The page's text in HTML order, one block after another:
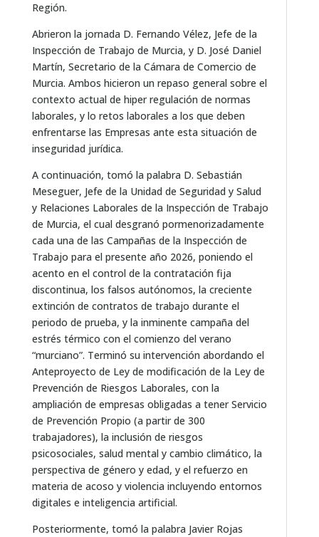
Región.
Abrieron la jornada D. Fernando Vélez, Jefe de la
Inspección de Trabajo de Murcia, y D. José Daniel
Martín, Secretario de la Cámara de Comercio de
Murcia. Ambos hicieron un repaso general sobre el
contexto actual de hiper regulación de normas
laborales, y lo retos laborales a los que deben
enfrentarse las Empresas ante esta situación de
inseguridad jurídica.
A continuación, tomó la palabra D. Sebastián
Meseguer, Jefe de la Unidad de Seguridad y Salud
y Relaciones Laborales de la Inspección de Trabajo
de Murcia, el cual desgranó pormenorizadamente
cada una de las Campañas de la Inspección de
Trabajo para el presente año 2026, poniendo el
acento en el control de la contratación fija
discontinua, los falsos autónomos, la creciente
extinción de contratos de trabajo durante el
periodo de prueba, y la inminente campaña del
estrés térmico con el comienzo del verano
“murciano”. Terminó su intervención abordando el
Anteproyecto de Ley de modificación de la Ley de
Prevención de Riesgos Laborales, con la
ampliación de empresas obligadas a tener Servicio
de Prevención Propio (a partir de 300
trabajadores), la inclusión de riesgos
psicosociales, salud mental y cambio climático, la
perspectiva de género y edad, y el refuerzo en
materia de acoso y violencia incluyendo entornos
digitales e inteligencia artificial.
Posteriormente, tomó la palabra Javier Rojas